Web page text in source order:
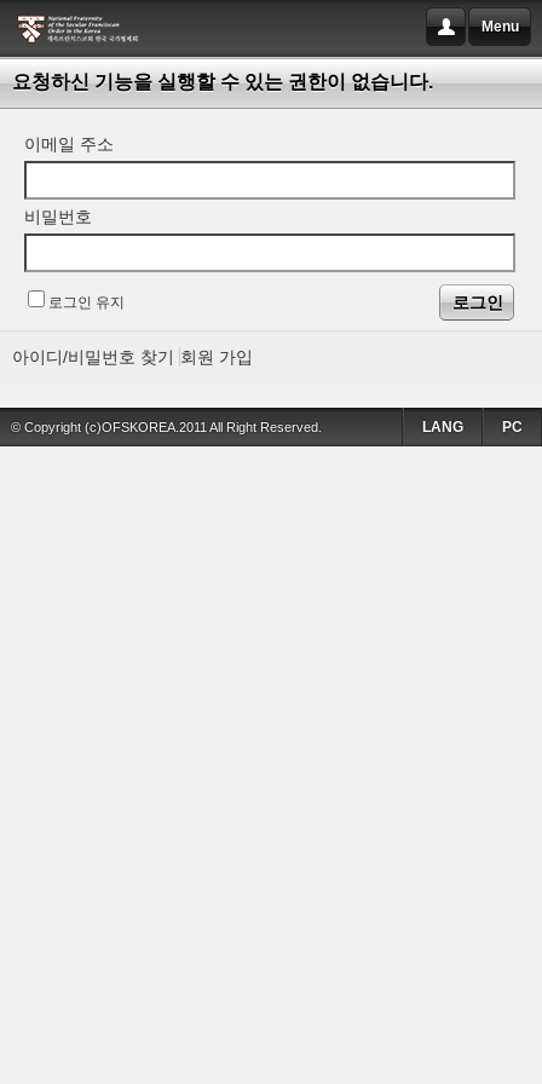
Menu
요청하신 기능을 실행할 수 있는 권한이 없습니다.
이메일 주소
비밀번호
로그인 유지
아이디/비밀번호 찾기 회원 가입
© Copyright (c)OFSKOREA.2011 All Right Reserved. PC
LANG